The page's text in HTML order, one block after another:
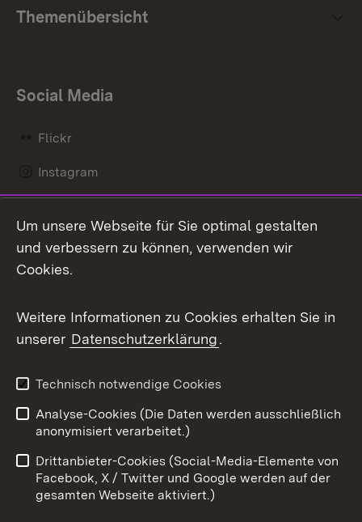
Themenübersicht
Social Media
Flickr
Instagram
Mastodon
Messenger
Social Wall
X / Twitter
Youtube
Benutzungshinweise
Barrierefreiheit
Datenschutz
Cookies
Um unsere Webseite für Sie optimal gestalten
und verbessern zu können, verwenden wir
Cookies.
Weitere Informationen zu Cookies erhalten Sie in
unserer Datenschutzerklärung.
Technisch notwendige Cookies
Analyse-Cookies (Die Daten werden ausschließlich
anonymisiert verarbeitet.)
Drittanbieter-Cookies (Social-Media-Elemente von
Facebook, X / Twitter und Google werden auf der
gesamten Webseite aktiviert.)